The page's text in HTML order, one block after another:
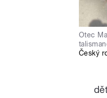
Otec
Český